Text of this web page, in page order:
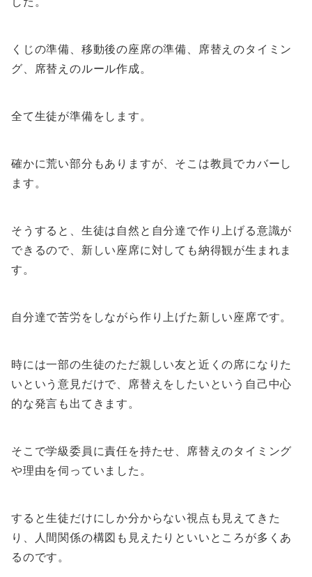
くじの準備、移動後の座席の準備、席替えのタイミン
グ、席替えのルール作成。
全て生徒が準備をします。
確かに荒い部分もありますが、そこは教員でカバーし
ます。
そうすると、生徒は自然と自分達で作り上げる意識が
できるので、新しい座席に対しても納得観が生まれま
す。
自分達で苦労をしながら作り上げた新しい座席です。
時には一部の生徒のただ親しい友と近くの席になりた
いという意見だけで、席替えをしたいという自己中心
的な発言も出てきます。
そこで学級委員に責任を持たせ、席替えのタイミング
や理由を伺っていました。
すると生徒だけにしか分からない視点も見えてきた
り、人間関係の構図も見えたりといいところが多くあ
るのです。